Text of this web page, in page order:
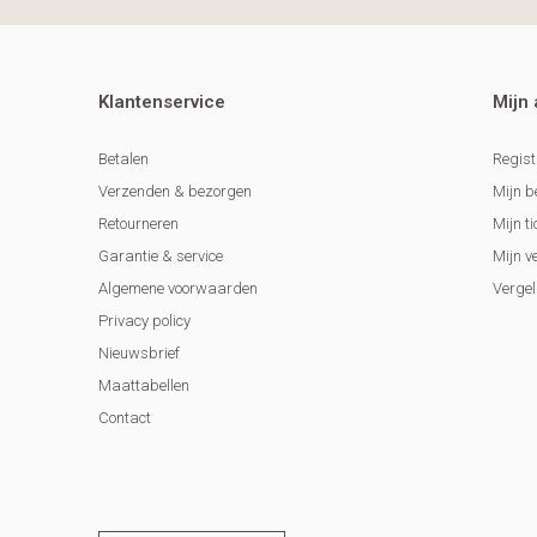
Klantenservice
Betalen
Verzenden & bezorgen
Retourneren
Garantie & service
Algemene voorwaarden
Privacy policy
Nieuwsbrief
Maattabellen
Contact
Mijn
Mijn
Mijn
Mijn